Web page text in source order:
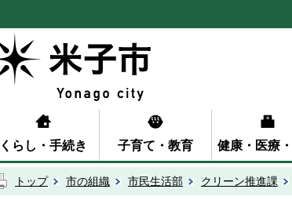
くらし・手続き 子育て・教育 健康・医療
トップ 市の組織 市民生活部 クリーン推進課